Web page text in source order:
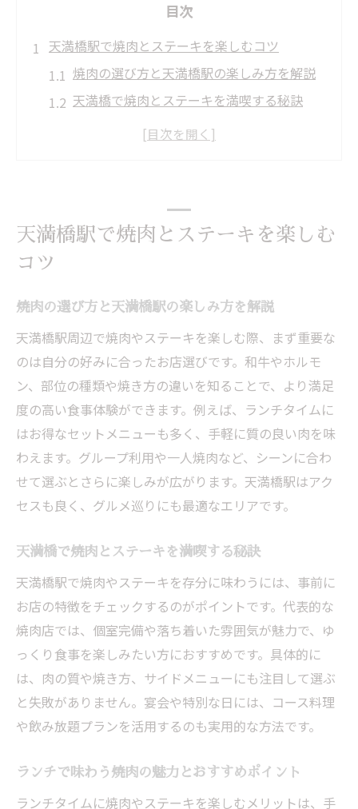
目次
天満橋駅で焼肉とステーキを楽しむコツ
焼肉の選び方と天満橋駅の楽しみ方を解説
天満橋で焼肉とステーキを満喫する秘訣
ランチで味わう焼肉の魅力とおすすめポイ
焼肉好きが知っておきたい天満橋の楽しみ
の基礎知識
天満橋で絶品ステーキを味わうならここ
天満橋で焼肉も楽しめるおすすめステーキ
の魅力
天満橋のステーキランチで満足するポイン
ト
焼肉好き必見のステーキ選びのコツと楽し
み方
ステーキと焼肉の違いを天満橋で体験しよ
天満橋で味わう絶品焼肉とステーキの食べ
比べ
グルメ巡りに最適な天満橋のステーキ店の
特徴
天満橋駅近くの人気焼肉店を探す方法
焼肉店選びで失敗しない天満橋駅周辺のポ
イント
よう
焼肉巡りに役立つ天満橋駅近くの情報収集
天満橋駅で焼肉とステーキを楽しむ
コツ
焼肉の選び方と天満橋駅の楽しみ方を解説
天満橋駅周辺で焼肉やステーキを楽しむ際、まず重要な
のは自分の好みに合ったお店選びです。和牛やホルモ
ン、部位の種類や焼き方の違いを知ることで、より満足
度の高い食事体験ができます。例えば、ランチタイムに
はお得なセットメニューも多く、手軽に質の良い肉を味
わえます。グループ利用や一人焼肉など、シーンに合わ
せて選ぶとさらに楽しみが広がります。天満橋駅はアク
セスも良く、グルメ巡りにも最適なエリアです。
天満橋で焼肉とステーキを満喫する秘訣
天満橋駅で焼肉やステーキを存分に味わうには、事前に
お店の特徴をチェックするのがポイントです。代表的な
焼肉店では、個室完備や落ち着いた雰囲気が魅力で、ゆ
っくり食事を楽しみたい方におすすめです。具体的に
は、肉の質や焼き方、サイドメニューにも注目して選ぶ
と失敗がありません。宴会や特別な日には、コース料理
や飲み放題プランを活用するのも実用的な方法です。
ランチで味わう焼肉の魅力とおすすめポイント
ランチタイムに焼肉やステーキを楽しむメリットは、手